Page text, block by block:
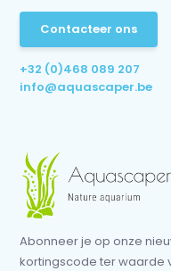
Contacteer ons
+32 (0)468 089 207
info@aquascaper.be
Abonneer je op onze
kortingscode ter waarde